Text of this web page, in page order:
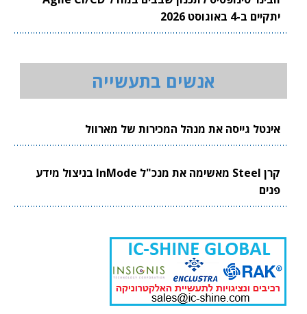
יתקיים ב-4 באוגוסט 2026
אנשים בתעשייה
אינטל גייסה את מנהל המכירות של מארוול
קרן Steel מאשימה את מנכ"ל InMode בניצול מידע
פנים